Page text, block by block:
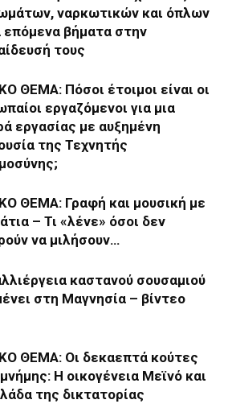
ναρκωτικών και όπλων
επόμενα βήματα στην
τους
ΘΕΜΑ: Πόσοι έτοιμοι είναι οι
εργαζόμενοι για μια
εργασίας με αυξημένη
της Τεχνητής
ΘΕΜΑ: Γραφή και μουσική με
– Τι «λένε» όσοι δεν
να μιλήσουν…
καστανού σουσαμιού
στη Μαγνησία – βίντεο
ΘΕΜΑ: Οι δεκαεπτά κούτες
Η οικογένεια Μεϊνό και
της δικτατορίας